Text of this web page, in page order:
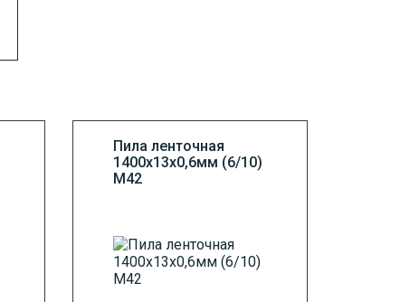
Пила ленточная
1400х13х0,6мм (6/10)
М42